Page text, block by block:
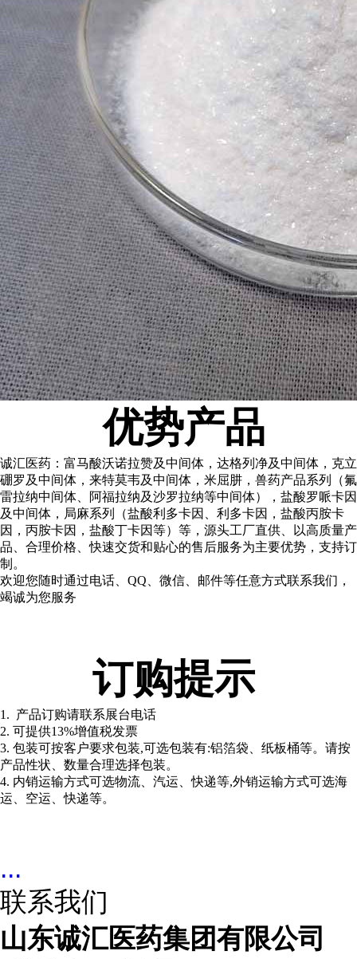
优势产品
诚汇医药：富马酸沃诺拉赞及中间体，达格列净及中间体，克立
硼罗及中间体，来特莫韦及中间体，米屈肼，兽药产品系列（氟
雷拉纳中间体、阿福拉纳及沙罗拉纳等中间体），盐酸罗哌卡因
及中间体，局麻系列（盐酸利多卡因、利多卡因，盐酸丙胺卡
因，丙胺卡因，盐酸丁卡因等）等，源头工厂直供、以高质量产
品、合理价格、快速交货和贴心的售后服务为主要优势，支持订
制。
欢迎您随时通过电话、QQ、微信、邮件等任意方式联系我们，
竭诚为您服务
订购提示
1. 产品订购请联系展台电话
2. 可提供13%增值税发票
3. 包装可按客户要求包装,可选包装有:铝箔袋、纸板桶等。请按
产品性状、数量合理选择包装。
4. 内销运输方式可选物流、汽运、快递等,外销运输方式可选海
运、空运、快递等。
...
联系我们
山东诚汇医药集团有限公司